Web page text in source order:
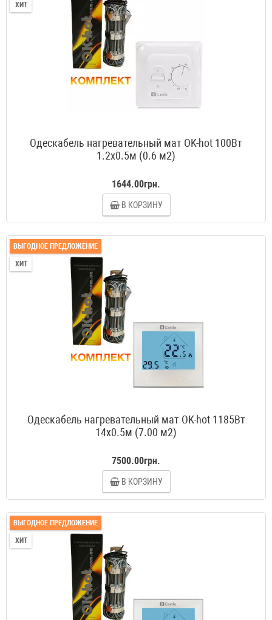
ХИТ
Одескабель нагревательный мат OK-hot 100Вт
1.2x0.5м (0.6 м2)
1644.00грн.
В КОРЗИНУ
ВЫГОДНОЕ ПРЕДЛОЖЕНИЕ
ХИТ
Одескабель нагревательный мат OK-hot 1185Вт
14x0.5м (7.00 м2)
7500.00грн.
В КОРЗИНУ
ВЫГОДНОЕ ПРЕДЛОЖЕНИЕ
ХИТ